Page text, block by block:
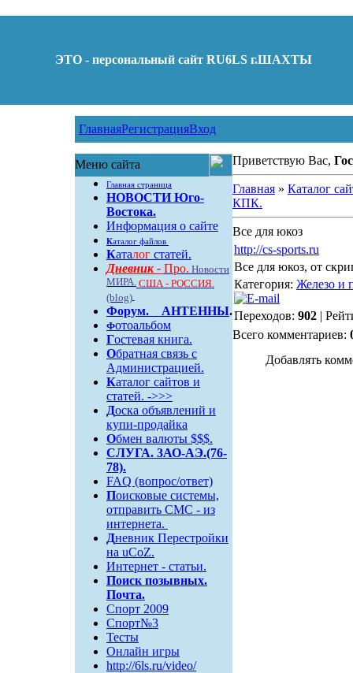
ЭТО - персональный сайт RU6LS г.ШАХТЫ
ГлавнаяРегистрацияВход
Меню сайта
Главная страница
НОВОСТИ Юго-
Востока.
Информация о сайте
Каталог файлов
Каталогстатей.
Дневник - Про. Новости
МИРА.США - РОССИЯ.
(blog)
Форум. АНТЕННЫ.
Фотоальбом
Гостевая книга.
Обратная связь c
Администрацией.
Каталог сайтов и
статей. ->>>
Доска объявлений и
купи-продайка
Обмен валюты $$$.
СЛУГА. 3АО-АЭ.(76-
78).
FAQ (вопрос/ответ)
Поисковые системы,
отправить СМС - из
интернета.
Дневник Перестройки
на uCoZ.
Интернет - статьи.
Поиск позывных.
Почта.
Спорт 2009
Спорт№3
Тесты
Онлайн игры
http://6ls.ru/video/
Приветствую Вас,
Главная» Каталог
КПК.
Все для юкоз
http://cs-sports.ru
Все для юкоз, от
Категория: Железо и
Переходов: 902|
Всего комментариев:
Добавлять